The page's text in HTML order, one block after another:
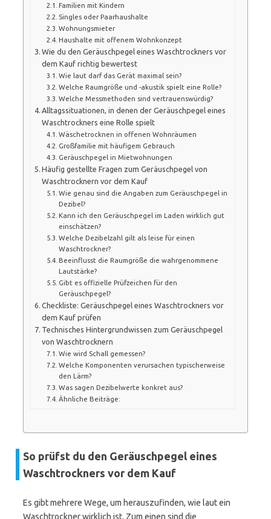
Familien mit Kindern
Singles oder Paarhaushalte
Wohnungsmieter
Haushalte mit offenem Wohnkonzept
Wie du den Geräuschpegel eines Waschtrockners vor
dem Kauf richtig bewertest
Wie laut darf das Gerät maximal sein?
Welche Raumgröße und -akustik spielt eine Rolle?
Welche Messmethoden sind vertrauenswürdig?
Alltagssituationen, in denen der Geräuschpegel eines
Waschtrockners eine Rolle spielt
Wäschetrocknen in offenen Wohnräumen
Großfamilie mit häufigem Gebrauch
Geräuschpegel in Mietwohnungen
Häufig gestellte Fragen zum Geräuschpegel von
Waschtrocknern vor dem Kauf
Wie genau sind die Angaben zum Geräuschpegel in
Dezibel?
Kann ich den Geräuschpegel im Laden wirklich gut
einschätzen?
Welche Dezibelzahl gilt als leise für einen
Waschtrockner?
Beeinflusst die Raumgröße die wahrgenommene
Lautstärke?
Gibt es offizielle Prüfzeichen für den
Geräuschpegel?
Checkliste: Geräuschpegel eines Waschtrockners vor
dem Kauf prüfen
Technisches Hintergrundwissen zum Geräuschpegel
von Waschtrocknern
Wie wird Schall gemessen?
Welche Komponenten verursachen typischerweise
den Lärm?
Was sagen Dezibelwerte konkret aus?
Ähnliche Beiträge:
So prüfst du den Geräuschpegel eines
Waschtrockners vor dem Kauf
Es gibt mehrere Wege, um herauszufinden, wie laut ein
Waschtrockner wirklich ist. Zum einen sind die